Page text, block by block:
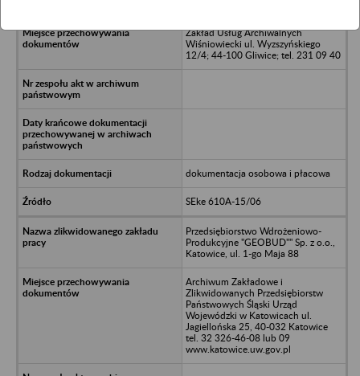
Zakład Usług Archiwalnych
Wiśniowiecki ul. Wyzszyńskiego
12/4; 44-100 Gliwice; tel. 231 09 40
dokumentacja osobowa i płacowa
SEke 610A-15/06
Przedsiębiorstwo Wdrożeniowo-
Produkcyjne "GEOBUD"" Sp. z o.o.,
Katowice, ul. 1-go Maja 88
Archiwum Zakładowe i
Zlikwidowanych Przedsiębiorstw
Państwowych Śląski Urząd
Wojewódzki w Katowicach ul.
Jagiellońska 25, 40-032 Katowice
tel. 32 326-46-08 lub 09
www.katowice.uw.gov.pl